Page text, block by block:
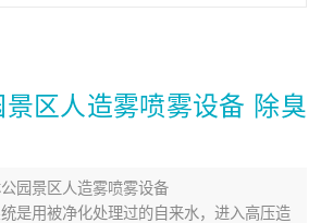
区人造雾喷雾设备 除臭
园景区人造雾喷雾设备
是用被净化处理过的自来水，进入高压造